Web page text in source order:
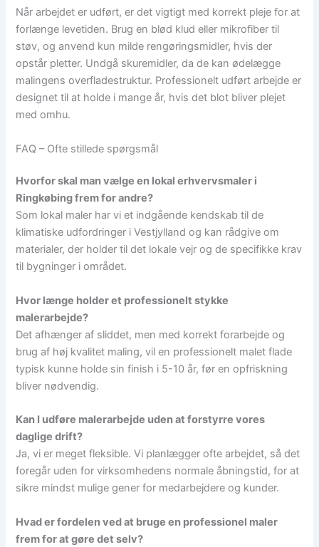
Når arbejdet er udført, er det vigtigt med korrekt pleje for at
forlænge levetiden. Brug en blød klud eller mikrofiber til
støv, og anvend kun milde rengøringsmidler, hvis der
opstår pletter. Undgå skuremidler, da de kan ødelægge
malingens overfladestruktur. Professionelt udført arbejde er
designet til at holde i mange år, hvis det blot bliver plejet
med omhu.
FAQ – Ofte stillede spørgsmål
Hvorfor skal man vælge en lokal erhvervsmaler i
Ringkøbing frem for andre?
Som lokal maler har vi et indgående kendskab til de
klimatiske udfordringer i Vestjylland og kan rådgive om
materialer, der holder til det lokale vejr og de specifikke krav
til bygninger i området.
Hvor længe holder et professionelt stykke
malerarbejde?
Det afhænger af sliddet, men med korrekt forarbejde og
brug af høj kvalitet maling, vil en professionelt malet flade
typisk kunne holde sin finish i 5-10 år, før en opfriskning
bliver nødvendig.
Kan I udføre malerarbejde uden at forstyrre vores
daglige drift?
Ja, vi er meget fleksible. Vi planlægger ofte arbejdet, så det
foregår uden for virksomhedens normale åbningstid, for at
sikre mindst mulige gener for medarbejdere og kunder.
Hvad er fordelen ved at bruge en professionel maler
frem for at gøre det selv?